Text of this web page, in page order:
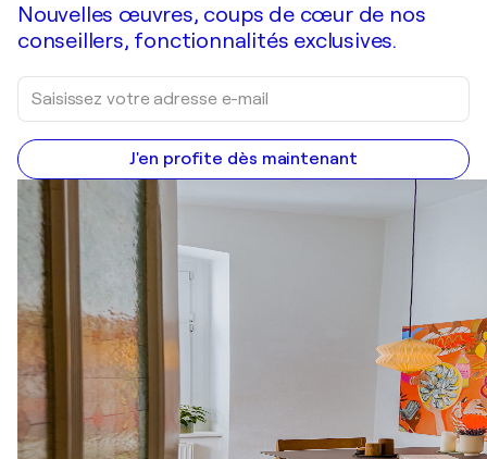
Nouvelles œuvres, coups de cœur de nos
conseillers, fonctionnalités exclusives.
J'en profite dès maintenant